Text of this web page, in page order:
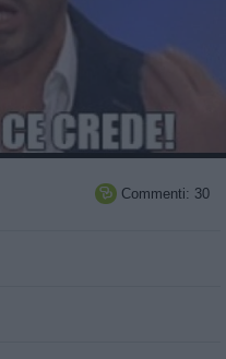
 Commenti: 30